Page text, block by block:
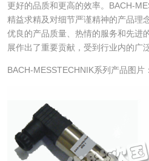
更好的品质和更高的效率。BACH-
精益求精及对细节严谨精神的产品理
优良的产品质量、热情的服务和先进
展作出了重要贡献，受到行业内的广
BACH-MESSTECHNIK系列产品图片：